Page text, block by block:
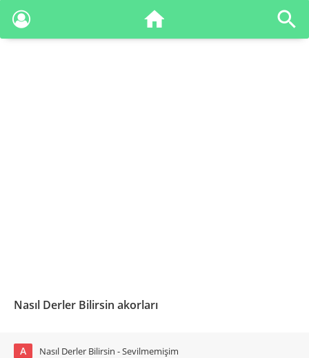
Nasıl Derler Bilirsin akorları
A Nasıl Derler Bilirsin - Sevilmemişim